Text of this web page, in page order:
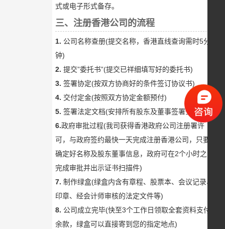
式或电子形式备存。
三、注册香港公司的流程
1. 公司名称查册(提交名称，香港直线查询需时5分
钟)
2.提交”委托书”(提交已祥细填写好的委托书)
3.签署协定(按双方协商好的条件签订协议书)
4. 交付定金(按照双方协定金额预付)
5.签署法定文档(安排所有股东及董事签署全套文件)
6.政府审批过程(我司获得香港政府公司注册署许
可，与政府签约最快一天完成注册香港公司，只要您
确定好名称及股东董事信息，政府可在2个小时之内
完成审批并出示证书扫描件)
7.制作绿盒(绿盒内含有章程、股票本、会议记录、
印章、经会计师审核的法定文件等)
8. 公司成立完毕(快至3个工作日领取全套资料支付
余款，绿盒可以直接寄到您的指定地点)